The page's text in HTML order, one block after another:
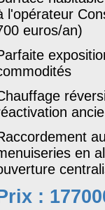
l'opérateur
euros/an)
en
: